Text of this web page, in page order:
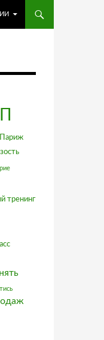
Париж
тренинг